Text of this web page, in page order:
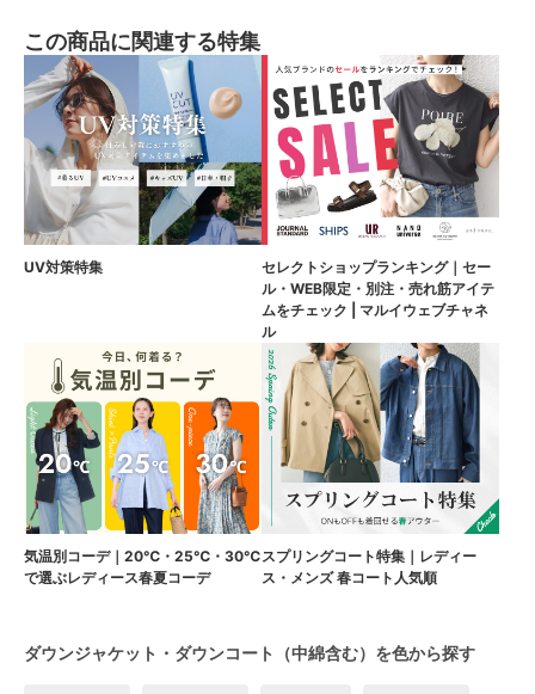
この商品に関連する特集
UV対策特集
セレクトショップランキング｜セー
ル・WEB限定・別注・売れ筋アイテ
ムをチェック | マルイウェブチャネ
ル
気温別コーデ｜20℃・25℃・30℃
で選ぶレディース春夏コーデ
スプリングコート特集｜レディー
ス・メンズ 春コート人気順
ダウンジャケット・ダウンコート（中綿含む）を色から探す